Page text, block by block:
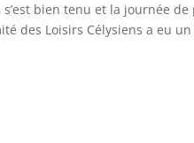
bien tenu et la journée
des Loisirs Célysiens a eu